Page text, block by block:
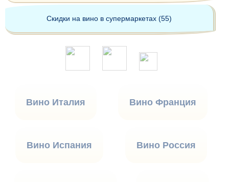
Скидки на вино в супермаркетах (55)
Вино Италия Вино Франция
Вино Испания Вино Россия